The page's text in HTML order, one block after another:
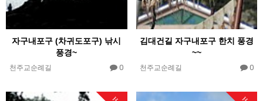
자구내포구 (차귀도포구) 낚시
풍경~
천주교순례길 0
김대건길 자구내포구 한치 풍경
~~
천주교순례길 0